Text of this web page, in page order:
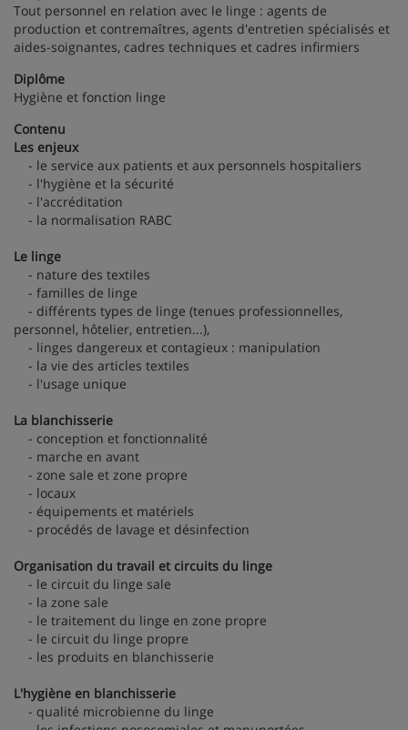
Tout personnel en relation avec le linge : agents de
production et contremaîtres, agents d'entretien spécialisés et
aides-soignantes, cadres techniques et cadres infirmiers
Diplôme
Hygiène et fonction linge
Contenu
Les enjeux
- le service aux patients et aux personnels hospitaliers
- l'hygiène et la sécurité
- l'accréditation
- la normalisation RABC
Le linge
- nature des textiles
- familles de linge
- différents types de linge (tenues professionnelles,
personnel, hôtelier, entretien...),
- linges dangereux et contagieux : manipulation
- la vie des articles textiles
- l'usage unique
La blanchisserie
- conception et fonctionnalité
- marche en avant
- zone sale et zone propre
- locaux
- équipements et matériels
- procédés de lavage et désinfection
Organisation du travail et circuits du linge
- le circuit du linge sale
- la zone sale
- le traitement du linge en zone propre
- le circuit du linge propre
- les produits en blanchisserie
L'hygiène en blanchisserie
- qualité microbienne du linge